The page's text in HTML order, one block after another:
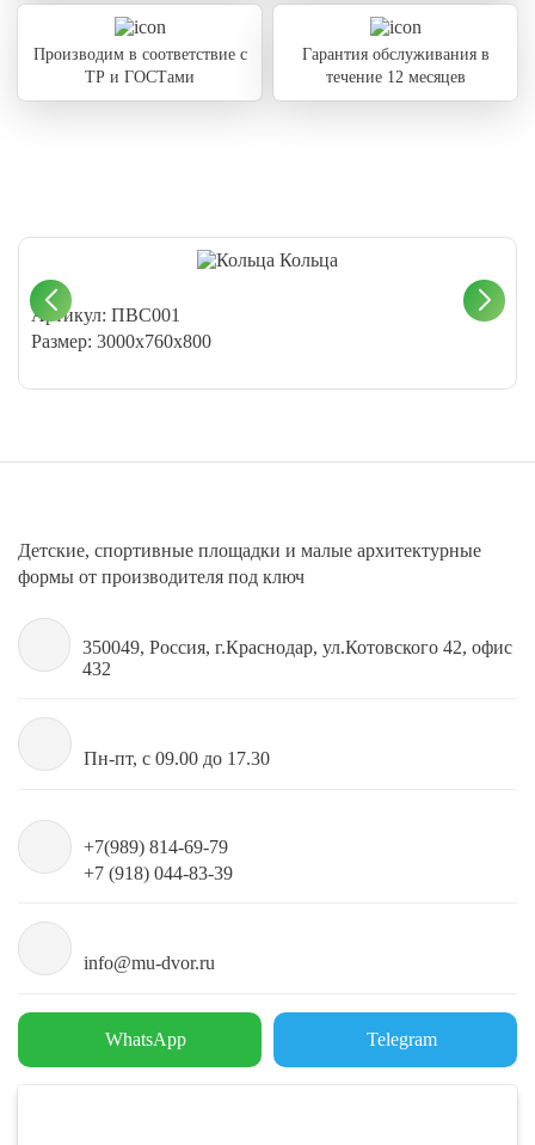
Производим в соответствие с
ТР и ГОСТами
Гарантия обслуживания в
течение 12 месяцев
Кольца
Артикул: ПВС001
Размер: 3000х760х800
Детские, спортивные площадки и малые архитектурные
формы от производителя под ключ
350049, Россия, г.Краснодар, ул.Котовского 42, офис
432
Пн-пт, с 09.00 до 17.30
+7(989) 814-69-79
+7 (918) 044-83-39
info@mu-dvor.ru
WhatsApp Telegram